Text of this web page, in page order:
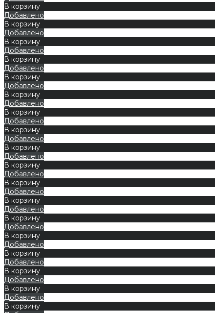
В корзину
Добавлено
В корзину
Добавлено
В корзину
Добавлено
В корзину
Добавлено
В корзину
Добавлено
В корзину
Добавлено
В корзину
Добавлено
В корзину
Добавлено
В корзину
Добавлено
В корзину
Добавлено
В корзину
Добавлено
В корзину
Добавлено
В корзину
Добавлено
В корзину
Добавлено
В корзину
Добавлено
В корзину
Добавлено
В корзину
Добавлено
В корзину